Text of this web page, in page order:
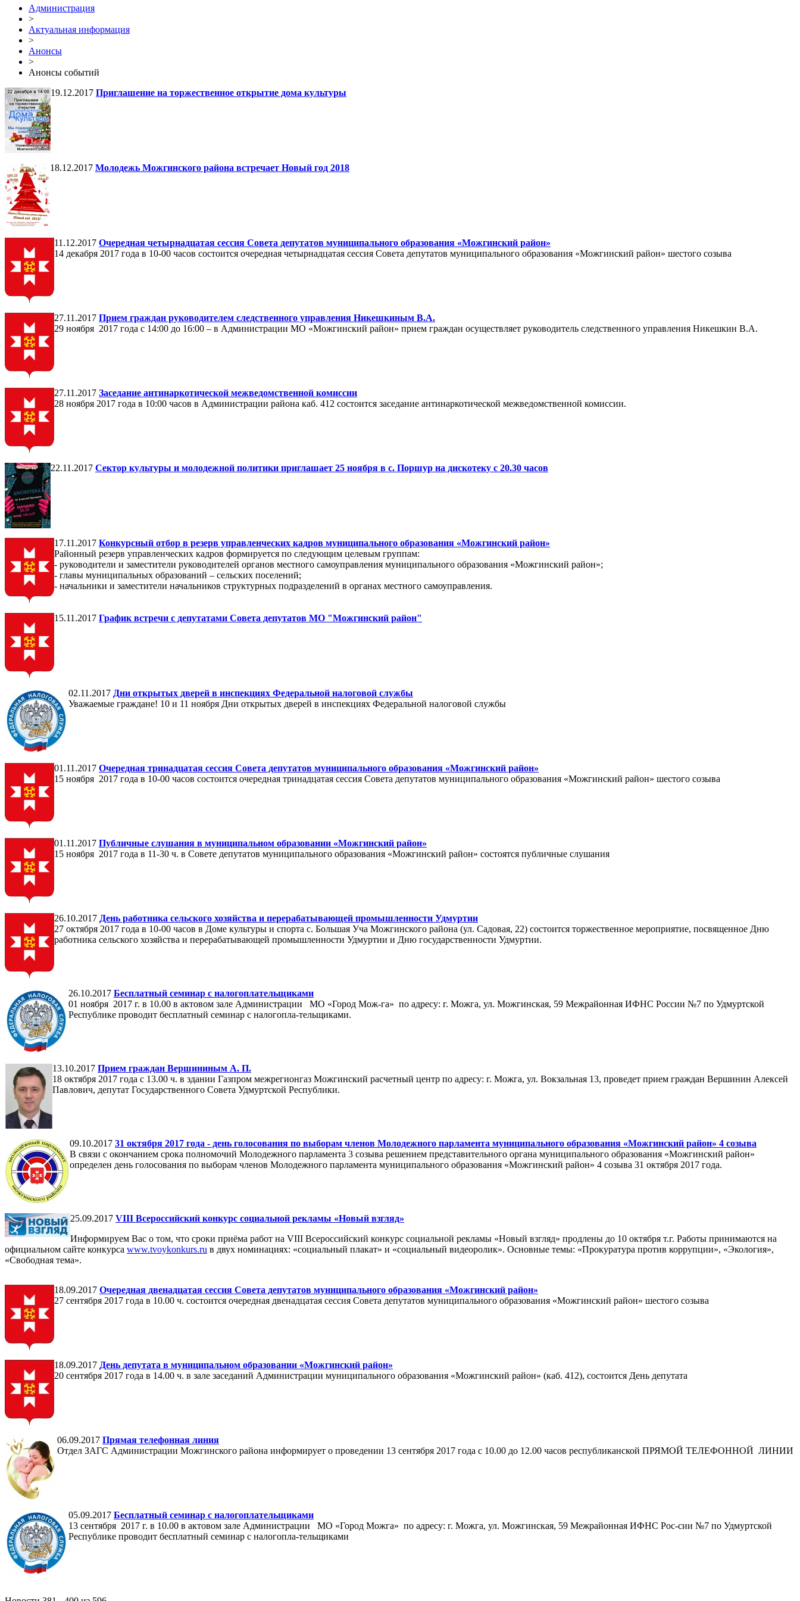
Администрация
>
Актуальная информация
>
Анонсы
>
Анонсы событий
19.12.2017 Приглашение на торжественное открытие дома культуры
18.12.2017 Молодежь Можгинского района встречает Новый год 2018
11.12.2017 Очередная четырнадцатая сессия Совета депутатов муниципального образования «Можгинский район»
14 декабря 2017 года в 10-00 часов состоится очередная четырнадцатая сессия Совета депутатов муниципального образования «Можгинский район» шестого созыва
27.11.2017 Прием граждан руководителем следственного управления Никешкиным В.А.
29 ноября 2017 года с 14:00 до 16:00 – в Администрации МО «Можгинский район» прием граждан осуществляет руководитель следственного управления Никешкин В.А.
27.11.2017 Заседание антинаркотической межведомственной комиссии
28 ноября 2017 года в 10:00 часов в Администрации района каб. 412 состоится заседание антинаркотической межведомственной комиссии.
22.11.2017 Сектор культуры и молодежной политики приглашает 25 ноября в с. Поршур на дискотеку с 20.30 часов
17.11.2017 Конкурсный отбор в резерв управленческих кадров муниципального образования «Можгинский район»
Районный резерв управленческих кадров формируется по следующим целевым группам:
- руководители и заместители руководителей органов местного самоуправления муниципального образования «Можгинский район»;
- главы муниципальных образований – сельских поселений;
- начальники и заместители начальников структурных подразделений в органах местного самоуправления.
15.11.2017 График встречи с депутатами Совета депутатов МО "Можгинский район"
02.11.2017 Дни открытых дверей в инспекциях Федеральной налоговой службы
Уважаемые граждане! 10 и 11 ноября Дни открытых дверей в инспекциях Федеральной налоговой службы
01.11.2017 Очередная тринадцатая сессия Совета депутатов муниципального образования «Можгинский район»
15 ноября 2017 года в 10-00 часов состоится очередная тринадцатая сессия Совета депутатов муниципального образования «Можгинский район» шестого созыва
01.11.2017 Публичные слушания в муниципальном образовании «Можгинский район»
15 ноября 2017 года в 11-30 ч. в Совете депутатов муниципального образования «Можгинский район» состоятся публичные слушания
26.10.2017 День работника сельского хозяйства и перерабатывающей промышленности Удмуртии
27 октября 2017 года в 10-00 часов в Доме культуры и спорта с. Большая Уча Можгинского района (ул. Садовая, 22) состоится торжественное мероприятие, посвященное Дню
работника сельского хозяйства и перерабатывающей промышленности Удмуртии и Дню государственности Удмуртии.
26.10.2017 Бесплатный семинар с налогоплательщиками
01 ноября 2017 г. в 10.00 в актовом зале Администрации МО «Город Мож-га» по адресу: г. Можга, ул. Можгинская, 59 Межрайонная ИФНС России №7 по Удмуртской
Республике проводит бесплатный семинар с налогопла-тельщиками.
13.10.2017 Прием граждан Вершининым А. П.
18 октября 2017 года с 13.00 ч. в здании Газпром межрегионгаз Можгинский расчетный центр по адресу: г. Можга, ул. Вокзальная 13, проведет прием граждан Вершинин Алексей
Павлович, депутат Государственного Совета Удмуртской Республики.
09.10.2017 31 октября 2017 года - день голосования по выборам членов Молодежного парламента муниципального образования «Можгинский район» 4 созыва
В связи с окончанием срока полномочий Молодежного парламента 3 созыва решением представительного органа муниципального образования «Можгинский район»
определен день голосования по выборам членов Молодежного парламента муниципального образования «Можгинский район» 4 созыва 31 октября 2017 года.
25.09.2017 VIII Всероссийский конкурс социальной рекламы «Новый взгляд»
Информируем Вас о том, что сроки приёма работ на VIII Всероссийский конкурс социальной рекламы «Новый взгляд» продлены до 10 октября т.г. Работы принимаются на
официальном сайте конкурса www.tvoykonkurs.ru в двух номинациях: «социальный плакат» и «социальный видеоролик». Основные темы: «Прокуратура против коррупции», «Экология»,
«Свободная тема».
18.09.2017 Очередная двенадцатая сессия Совета депутатов муниципального образования «Можгинский район»
27 сентября 2017 года в 10.00 ч. состоится очередная двенадцатая сессия Совета депутатов муниципального образования «Можгинский район» шестого созыва
18.09.2017 День депутата в муниципальном образовании «Можгинский район»
20 сентября 2017 года в 14.00 ч. в зале заседаний Администрации муниципального образования «Можгинский район» (каб. 412), состоится День депутата
06.09.2017 Прямая телефонная линия
Отдел ЗАГС Администрации Можгинского района информирует о проведении 13 сентября 2017 года с 10.00 до 12.00 часов республиканской ПРЯМОЙ ТЕЛЕФОННОЙ ЛИНИИ
05.09.2017 Бесплатный семинар с налогоплательщиками
13 сентября 2017 г. в 10.00 в актовом зале Администрации МО «Город Можга» по адресу: г. Можга, ул. Можгинская, 59 Межрайонная ИФНС Рос-сии №7 по Удмуртской
Республике проводит бесплатный семинар с налогопла-тельщиками